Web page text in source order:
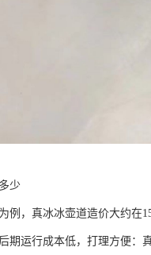
少
例，真冰冰壶道造价大约在
期运行成本低，打理方便：